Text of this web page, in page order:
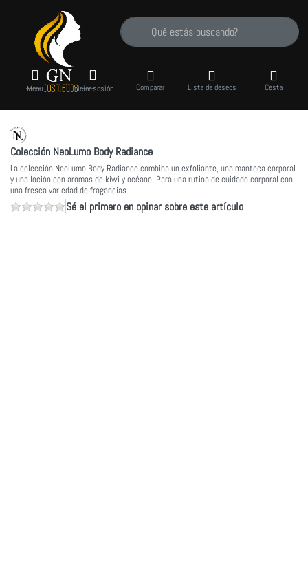
Introduzca un término de búsqueda. Los
Menu Iniciar sesión Comparar Lista de deseos Cesta
Colección NeoLumo Body Radiance
La colección NeoLumo Body Radiance combina un exfoliante, una manteca corporal
y una loción con aromas de kiwi y océano. Para una rutina de cuidado corporal con
una fresca variedad de fragancias.
Sé el primero en opinar sobre este artículo